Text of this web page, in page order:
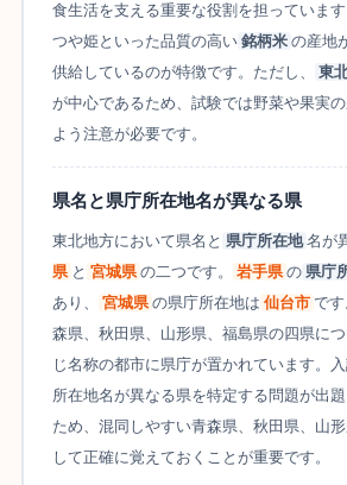
食生活を支える重要な役割を担っていま
つや姫といった品質の高い 銘柄米 の産地
供給しているのが特徴です。ただし、
東
が中心であるため、試験では野菜や果実
よう注意が必要です。
県名と県庁所在地名が異なる県
東北地方において県名と 県庁所在地 名が
県 と 宮城県 の二つです。 岩手県 の 県庁
あり、
宮城県 の県庁所在地は 仙台市 で
森県、秋田県、山形県、福島県の四県に
じ名称の都市に県庁が置かれています。
所在地名が異なる県を特定する問題が出
ため、混同しやすい青森県、秋田県、山
して正確に覚えておくことが重要です。